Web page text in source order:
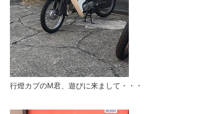
行燈カブのM君、遊びに来まして・・・